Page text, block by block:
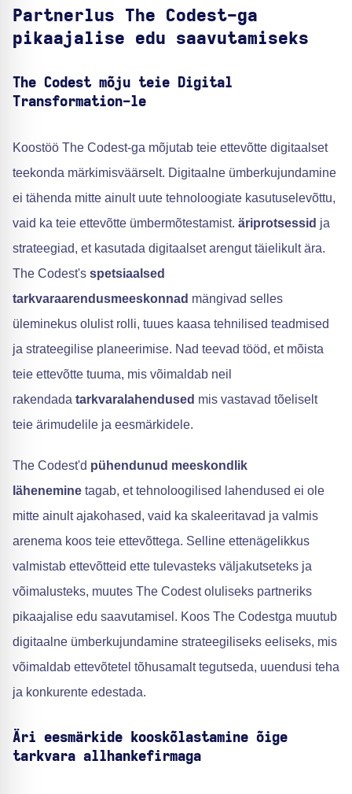
Partnerlus The Codest-ga
pikaajalise edu saavutamiseks
The Codest mõju teie Digital
Transformation-le
Koostöö The Codest-ga mõjutab teie ettevõtte digitaalset
teekonda märkimisväärselt. Digitaalne ümberkujundamine
ei tähenda mitte ainult uute tehnoloogiate kasutuselevõttu,
vaid ka teie ettevõtte ümbermõtestamist. äriprotsessid ja
strateegiad, et kasutada digitaalset arengut täielikult ära.
The Codest's spetsiaalsed
tarkvaraarendusmeeskonnad mängivad selles
üleminekus olulist rolli, tuues kaasa tehnilised teadmised
ja strateegilise planeerimise. Nad teevad tööd, et mõista
teie ettevõtte tuuma, mis võimaldab neil
rakendada tarkvaralahendused mis vastavad tõeliselt
teie ärimudelile ja eesmärkidele.
The Codest'd pühendunud meeskondlik
lähenemine tagab, et tehnoloogilised lahendused ei ole
mitte ainult ajakohased, vaid ka skaleeritavad ja valmis
arenema koos teie ettevõttega. Selline ettenägelikkus
valmistab ettevõtteid ette tulevasteks väljakutseteks ja
võimalusteks, muutes The Codest oluliseks partneriks
pikaajalise edu saavutamisel. Koos The Codestga muutub
digitaalne ümberkujundamine strateegiliseks eeliseks, mis
võimaldab ettevõtetel tõhusamalt tegutseda, uuendusi teha
ja konkurente edestada.
Äri eesmärkide kooskõlastamine õige
tarkvara allhankefirmaga